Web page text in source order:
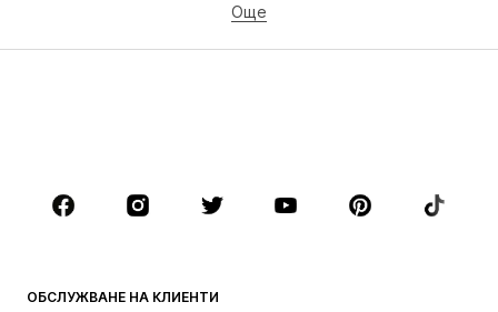
Ризи
ДРЕХИ
Якета
Още
ОБСЛУЖВАНЕ НА КЛИЕНТИ